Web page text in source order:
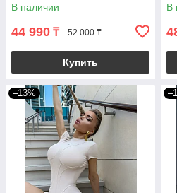
В наличии
44 990 ₸ 52 000 ₸
Купить
В
–13%